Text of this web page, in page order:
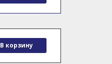
В корзину